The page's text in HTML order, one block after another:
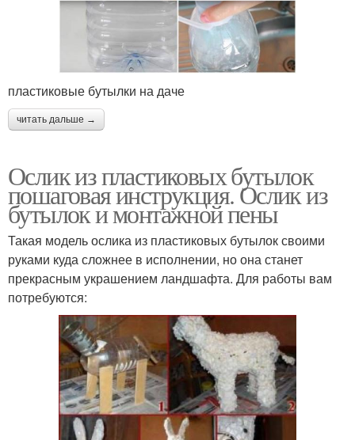
пластиковые бутылки на даче
читать дальше →
Ослик из пластиковых бутылок
пошаговая инструкция. Ослик из
бутылок и монтажной пены
Такая модель ослика из пластиковых бутылок своими
руками куда сложнее в исполнении, но она станет
прекрасным украшением ландшафта. Для работы вам
потребуются: